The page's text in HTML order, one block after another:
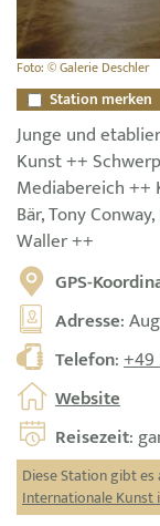
Foto: © Galerie Deschler
Station merken
Junge und
Kunst ++
Mediabereich ++
Bär, Tony
Waller ++
GPS-
Adresse:
Telefon:+49
Website
Reisezeit:
Diese Station gibt
Internationale Kunst